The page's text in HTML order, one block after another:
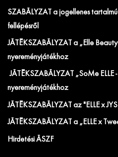
SZABÁLYZAT a jogellenes
fellépésről
JÁTÉKSZABÁLYZAT a „Elle
nyereményjátékhoz
JÁTÉKSZABÁLYZAT „SoMe ELLE
nyereményjátékhoz
JÁTÉKSZABÁLYZAT az "ELLE x
JÁTÉKSZABÁLYZAT a „ELLE x
Hirdetési ÁSZF